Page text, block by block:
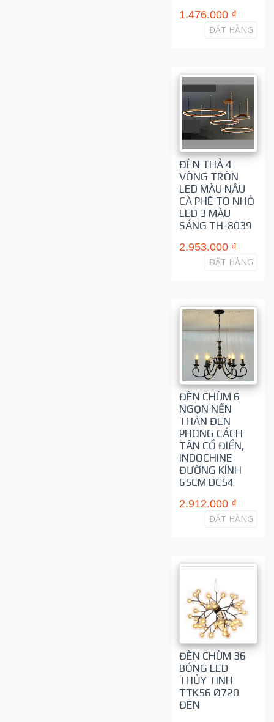
1.476.000 ₫
ĐẶT HÀNG
ĐÈN THẢ 4
VÒNG TRÒN
LED MÀU NÂU
CÀ PHÊ TO NHỎ
LED 3 MÀU
SÁNG TH-8039
2.953.000 ₫
ĐẶT HÀNG
ĐÈN CHÙM 6
NGỌN NẾN
THÂN ĐEN
PHONG CÁCH
TÂN CỔ ĐIỂN,
INDOCHINE
ĐƯỜNG KÍNH
65CM DC54
2.912.000 ₫
ĐẶT HÀNG
ĐÈN CHÙM 36
BÓNG LED
THỦY TINH
TTK56 Ø720
ĐEN